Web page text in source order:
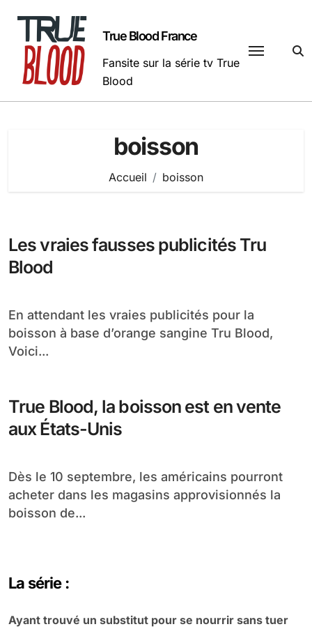
contenu
True Blood France
Fansite sur la série tv True
Blood
boisson
Accueil boisson
Les vraies fausses publicités Tru
Blood
En attendant les vraies publicités pour la
boisson à base d’orange sangine Tru Blood,
Voici...
True Blood, la boisson est en vente
aux États-Unis
Dès le 10 septembre, les américains pourront
acheter dans les magasins approvisionnés la
boisson de...
La série :
Ayant trouvé un substitut pour se nourrir sans tuer